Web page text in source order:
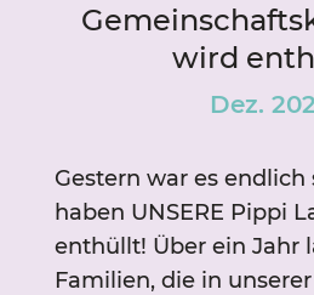
wird
Dez.
Gestern war es endlich
haben UNSERE Pippi
enthüllt! Über ein Jahr
Familien, die in